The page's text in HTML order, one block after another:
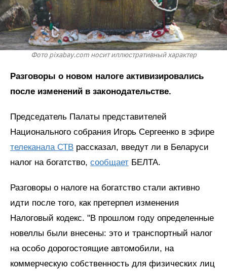
Фото pixabay.com носит иллюстративный характер
Разговоры о новом налоге активизировались
после изменений в законодательстве.
Председатель Палаты представителей
Национального собрания Игорь Сергеенко в эфире
телеканала СТВ рассказал, введут ли в Беларуси
налог на богатство, сообщает БЕЛТА.
Разговоры о налоге на богатство стали активно
идти после того, как претерпел изменения
Налоговый кодекс. "В прошлом году определенные
новеллы были внесены: это и транспортный налог
на особо дорогостоящие автомобили, на
коммерческую собственность для физических лиц